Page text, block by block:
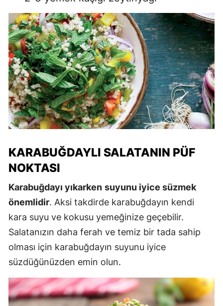
KARABUĞDAYLI SALATANIN PÜF
NOKTASI
Karabuğdayı yıkarken suyunu iyice süzmek
önemlidir. Aksi takdirde karabuğdayın kendi
kara suyu ve kokusu yemeğinize geçebilir.
Salatanızın daha ferah ve temiz bir tada sahip
olması için karabuğdayın suyunu iyice
süzdüğünüzden emin olun.